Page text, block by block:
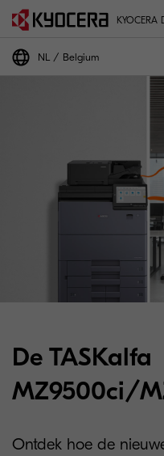
TASKalfa
KYOCERA
NL Belgium
De TASKalfa
MZ9500ci/
Ontdek hoe de